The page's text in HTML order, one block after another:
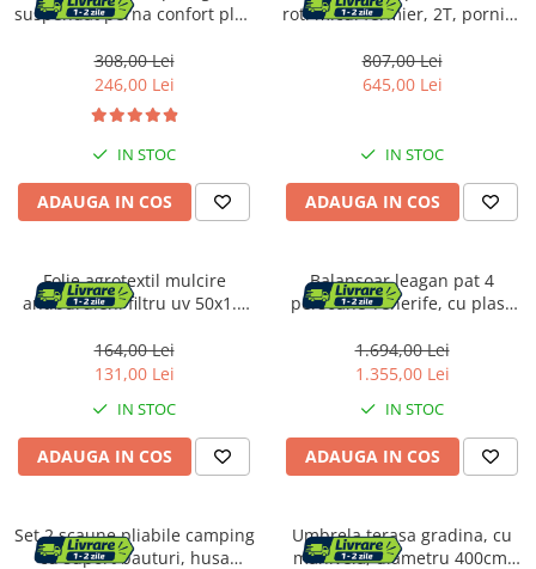
suspendat perna confort plus
maxim 150 kg, bej
308,00 Lei
246,00 Lei
IN STOC
ADAUGA IN COS
roti micul fermier, 2T, pornire
807,00 Lei
645,00 Lei
IN STOC
ADAUGA IN COS
Folie agrotextil mulcire
antiburuieni filtru uv 50x1.6
164,00 Lei
131,00 Lei
IN STOC
ADAUGA IN COS
Balansoar leagan pat 4
persoane Tenerife, cu plasa
1.694,00 Lei
1.355,00 Lei
IN STOC
ADAUGA IN COS
Set 2 scaune pliabile camping
cu suport bauturi, husa
Umbrela terasa gradina, cu
manivela, diametru 400cm,